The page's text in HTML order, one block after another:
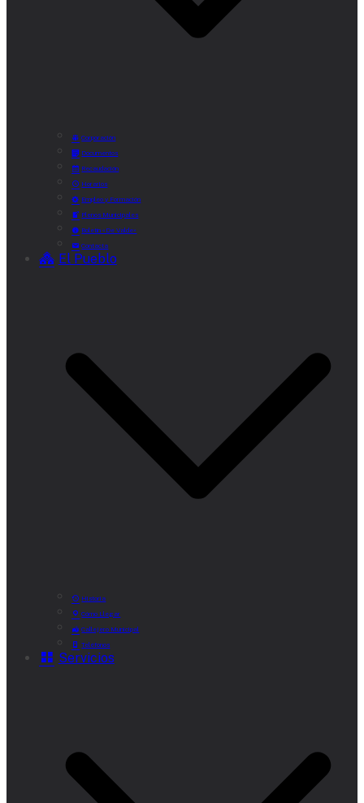
Corporación
Documentos
Recaudación
Horarios
Empleo y Formación
Plenos Municipales
Boletín «De Valde»
Contacta
El Pueblo
Historia
Cómo Llegar
Callejero Municipal
Teléfonos
Servicios